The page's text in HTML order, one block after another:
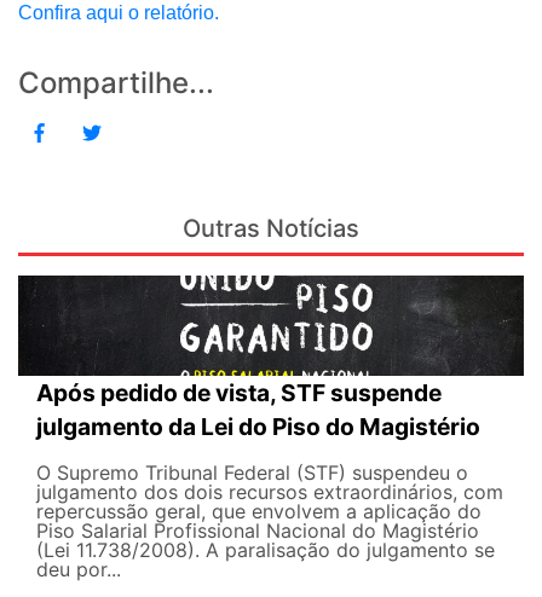
Confira aqui o relatório.
Compartilhe...
Outras Notícias
Após pedido de vista, STF suspende
julgamento da Lei do Piso do Magistério
O Supremo Tribunal Federal (STF) suspendeu o
julgamento dos dois recursos extraordinários, com
repercussão geral, que envolvem a aplicação do
Piso Salarial Profissional Nacional do Magistério
(Lei 11.738/2008). A paralisação do julgamento se
deu por...